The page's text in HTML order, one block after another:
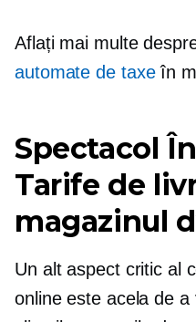
Aflați mai multe
automate de taxeîn
Spectacol
Tarife de
magazinul
Un alt aspect critic al
online este acela de